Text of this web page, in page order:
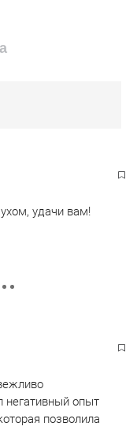
удачи вам!
негативный опыт
позволила